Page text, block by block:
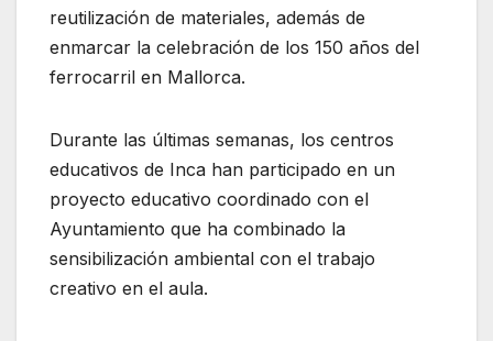
reutilización de materiales, además de
enmarcar la celebración de los 150 años del
ferrocarril en Mallorca.
Durante las últimas semanas, los centros
educativos de Inca han participado en un
proyecto educativo coordinado con el
Ayuntamiento que ha combinado la
sensibilización ambiental con el trabajo
creativo en el aula.